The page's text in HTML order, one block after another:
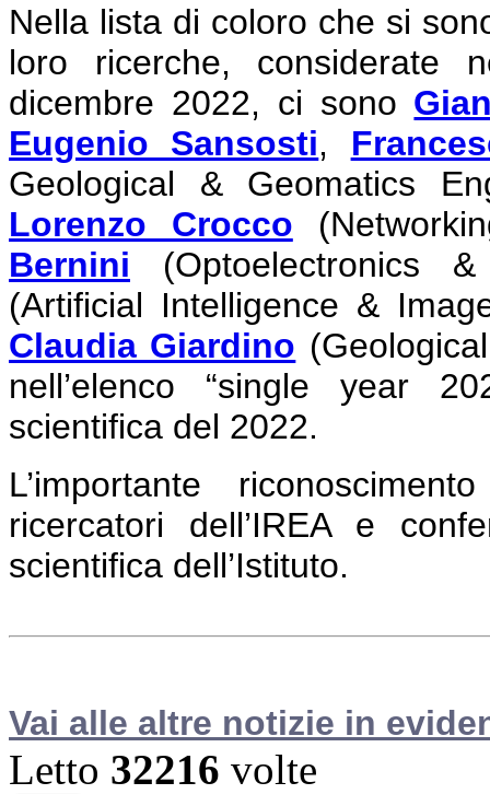
Nella lista di coloro che si
loro ricerche, considerate
dicembre 2022, ci sono
Eugenio Sansosti,
Geological & Geomatics
Lorenzo Crocco
Bernini (Optoelectronics
(Artificial Intelligence &
Claudia Giardino
nell’elenco “single year
scientifica del 2022.
L’importante
ricercatori dell’IREA e
scientifica dell’Istituto.
Vai alle altre notizie in
Letto 32216 volte